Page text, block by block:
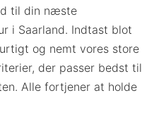
til din næste
i Saarland. Indtast blot
og nemt vores store
der passer bedst til
Alle fortjener at holde